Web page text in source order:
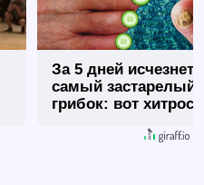
За 5 дней исчезнет
самый застарелый
грибок: вот